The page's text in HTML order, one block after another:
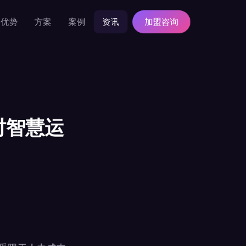
优势 方案 案例 资讯 加盟咨询
慧运